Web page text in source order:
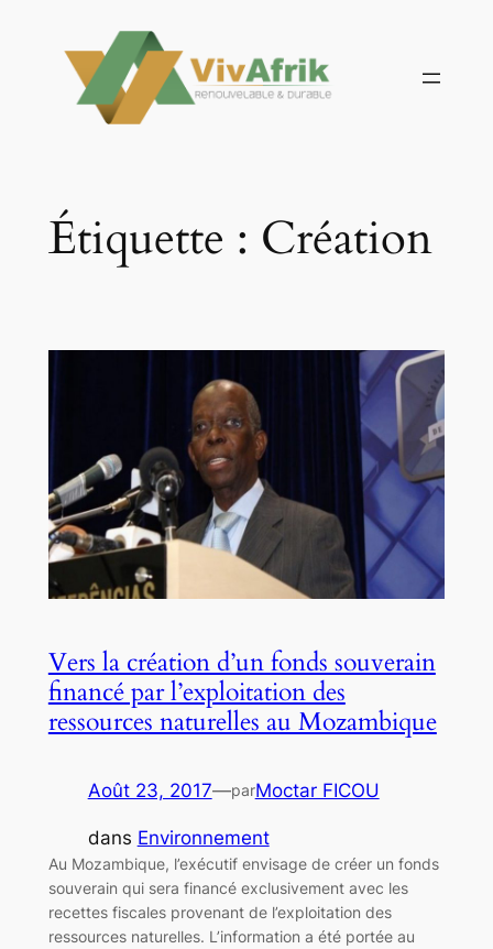
contenu
Étiquette : Création
Vers la création d’un fonds souverain
financé par l’exploitation des
ressources naturelles au Mozambique
Août 23, 2017—parMoctar FICOU
dans Environnement
Au Mozambique, l’exécutif envisage de créer un fonds
souverain qui sera financé exclusivement avec les
recettes fiscales provenant de l’exploitation des
ressources naturelles. L’information a été portée au